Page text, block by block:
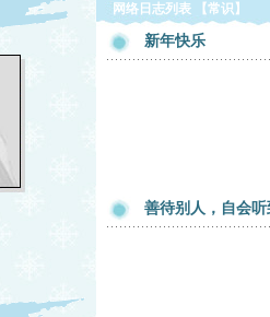
网络日志列表 【常识】
新年快乐
善待别人，自会